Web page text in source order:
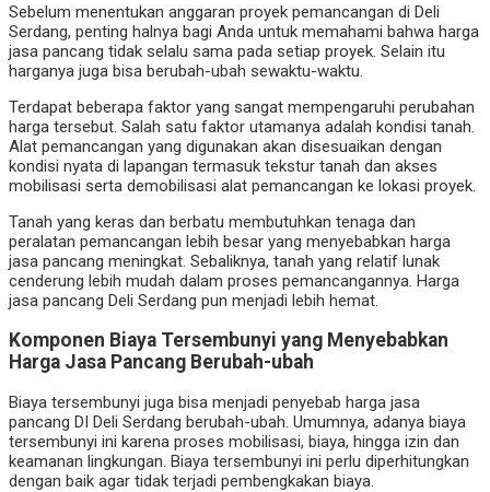
Sebelum menentukan anggaran proyek pemancangan di Deli
Serdang, penting halnya bagi Anda untuk memahami bahwa harga
jasa pancang tidak selalu sama pada setiap proyek. Selain itu
harganya juga bisa berubah-ubah sewaktu-waktu.
Terdapat beberapa faktor yang sangat mempengaruhi perubahan
harga tersebut. Salah satu faktor utamanya adalah kondisi tanah.
Alat pemancangan yang digunakan akan disesuaikan dengan
kondisi nyata di lapangan termasuk tekstur tanah dan akses
mobilisasi serta demobilisasi alat pemancangan ke lokasi proyek.
Tanah yang keras dan berbatu membutuhkan tenaga dan
peralatan pemancangan lebih besar yang menyebabkan harga
jasa pancang meningkat. Sebaliknya, tanah yang relatif lunak
cenderung lebih mudah dalam proses pemancangannya. Harga
jasa pancang Deli Serdang pun menjadi lebih hemat.
Komponen Biaya Tersembunyi yang Menyebabkan
Harga Jasa Pancang Berubah-ubah
Biaya tersembunyi juga bisa menjadi penyebab harga jasa
pancang DI Deli Serdang berubah-ubah. Umumnya, adanya biaya
tersembunyi ini karena proses mobilisasi, biaya, hingga izin dan
keamanan lingkungan. Biaya tersembunyi ini perlu diperhitungkan
dengan baik agar tidak terjadi pembengkakan biaya.